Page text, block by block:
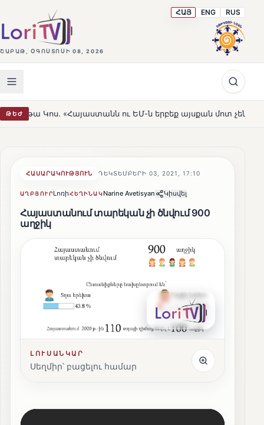
ՇԱԲԱԹ, ՕԳՈՍՏՈՍԻ 08, 2026
ՀԱՅ ENG RUS
ԹԵԺ ու ԵՄ-ն երբեք այսքան մոտ չեն եղել» HOT
ՀԱՍԱՐԱԿՈՒԹՅՈՒՆ ԴԵԿՏԵՄԲԵՐԻ 03, 2021, 17:10
ԱՂԲՅՈՒՐԼոռիՀԵՂԻՆԱԿNarine Avetisyan Կիսվել
Հայաստանում տարեկան չի ծնվում 900
աղջիկ
ԼՈՒՍԱՆԿԱՐ
Սեղմիր՝ բացելու համար